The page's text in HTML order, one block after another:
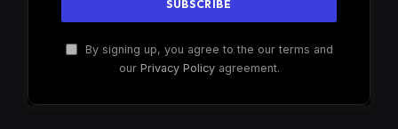
By signing up, you agree to the our terms and
our Privacy Policyagreement.